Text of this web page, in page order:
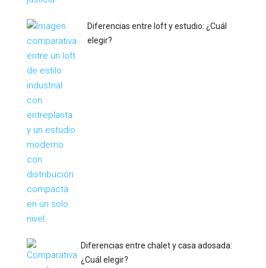
Diferencias entre loft y estudio: ¿Cuál
elegir?
Diferencias entre chalet y casa adosada:
¿Cuál elegir?